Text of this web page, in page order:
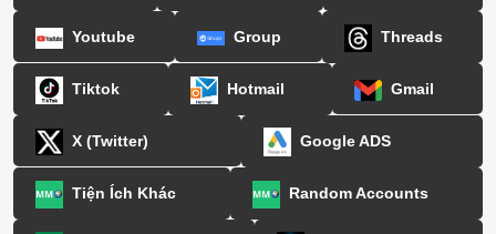
Youtube Group Threads
Tiktok Hotmail Gmail
X (Twitter) Google ADS
Tiện Ích Khác Random Accounts